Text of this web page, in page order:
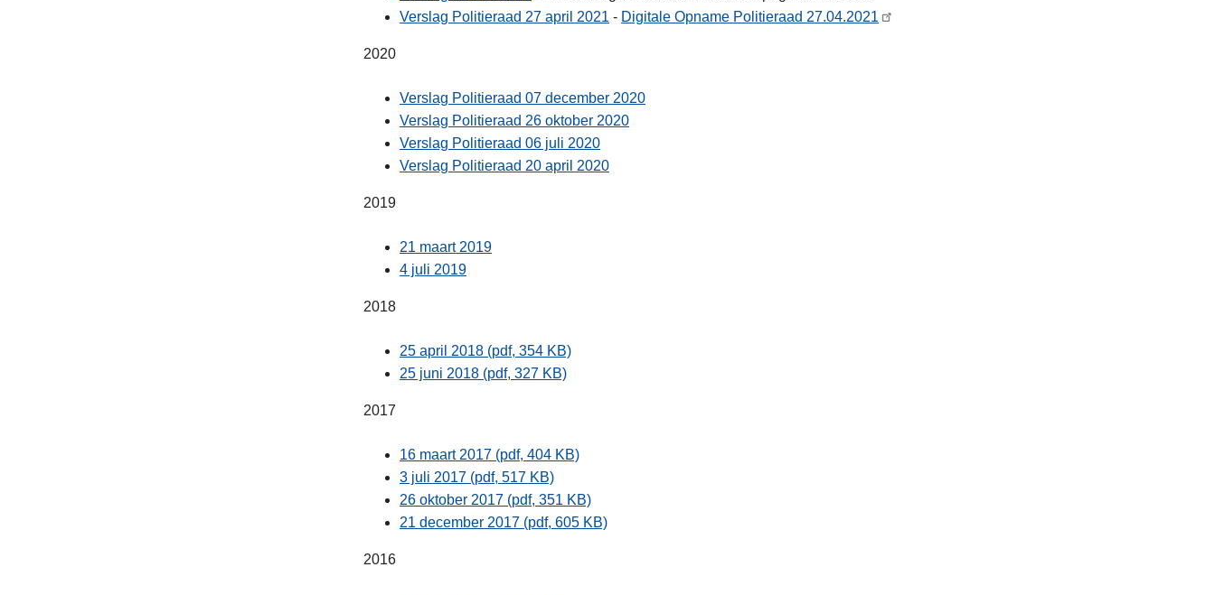
Verslag Politieraad 27 april 2021 - Digitale Opname Politieraad 27.04.2021
2020
Verslag Politieraad 07 december 2020
Verslag Politieraad 26 oktober 2020
Verslag Politieraad 06 juli 2020
Verslag Politieraad 20 april 2020
2019
21 maart 2019
4 juli 2019
2018
25 april 2018 (pdf, 354 KB)
25 juni 2018 (pdf, 327 KB)
2017
16 maart 2017 (pdf, 404 KB)
3 juli 2017 (pdf, 517 KB)
26 oktober 2017 (pdf, 351 KB)
21 december 2017 (pdf, 605 KB)
2016